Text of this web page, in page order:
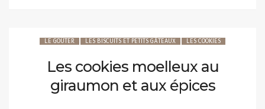
LE GOÛTER LES BISCUITS ET PETITS GÂTEAUX LES COOKIES
Les cookies moelleux au
giraumon et aux épices